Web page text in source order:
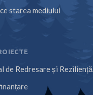
starea mediului
de Redresare și Reziliență